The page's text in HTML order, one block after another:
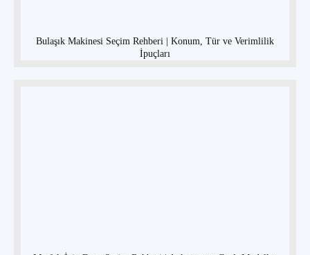
Bulaşık Makinesi Seçim Rehberi | Konum, Tür ve Verimlilik
İpuçları